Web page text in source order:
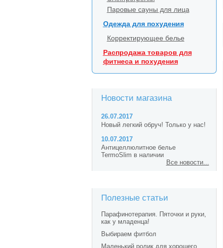
Паровые сауны для лица
Одежда для похудения
Корректирующее белье
Распродажа товаров для
фитнеса и похудения
Новости магазина
26.07.2017
Новый легкий обруч! Только у нас!
10.07.2017
Антицеллюлитное белье
TermoSlim в наличии
Все новости...
Полезные статьи
Парафинотерапия. Пяточки и руки,
как у младенца!
Выбираем фитбол
Маленький ролик для хорошего